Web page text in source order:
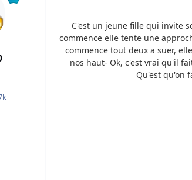
C'est un jeune fille qui invite
commence elle tente une
commence tout deux a suer,
nos haut- Ok, c'est vrai qu'il
Qu'est qu'on